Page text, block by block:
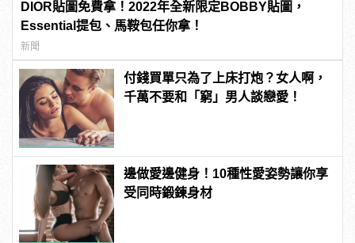
DIOR貼圖免費拿！2022年全新限定BOBBY貼圖，
Essential提包、馬鞍包任你拿！
新聞
付錢買單只為了上床打炮？女人啊，
千萬不要和「窮」男人談戀愛！
邊做愛邊健身！10種性愛姿勢讓你享
受同時鍛鍊身材